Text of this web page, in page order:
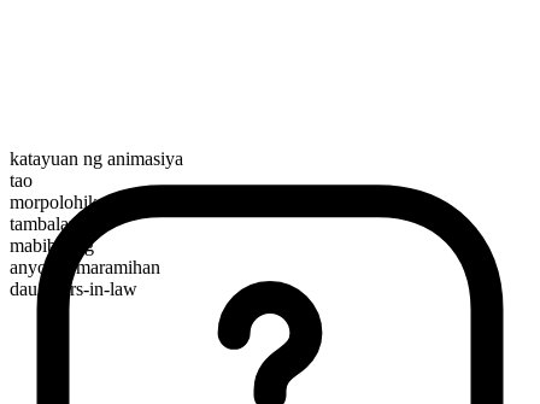
katayuan ng animasiya
tao
morpolohikal na kayarian
tambalan
mabibilang
anyo ng maramihan
daughters-in-law